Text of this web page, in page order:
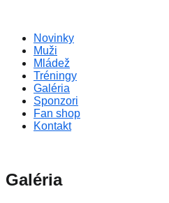
Novinky
Muži
Mládež
Tréningy
Galéria
Sponzori
Fan shop
Kontakt
Galéria